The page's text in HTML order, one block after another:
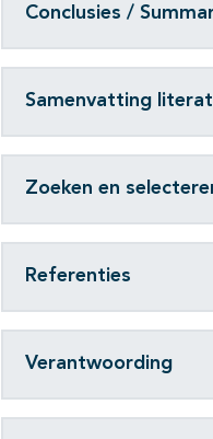
Conclusies /
Samenvatting
Zoeken en
Referenties
Verantwoording